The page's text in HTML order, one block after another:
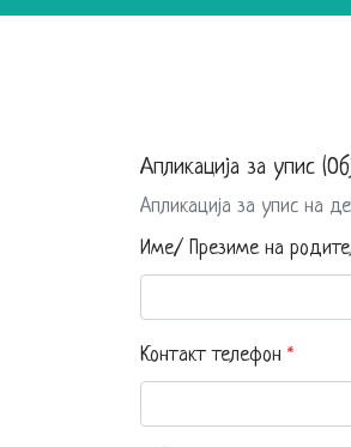
Апликација за упис
Апликација за упис на
Име/ Презиме на
Контакт телефон *